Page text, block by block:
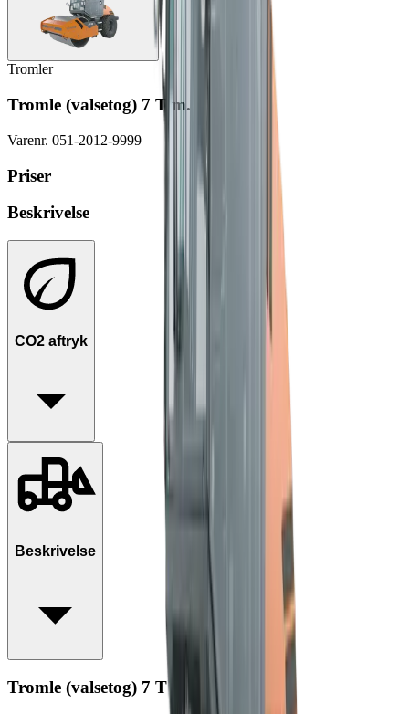
Tromler
Tromle (valsetog) 7 T m. Oscillation
Varenr. 051-2012-9999
Priser
Beskrivelse
CO2 aftryk
Beskrivelse
Tromle (valsetog) 7 T m. Oscillation